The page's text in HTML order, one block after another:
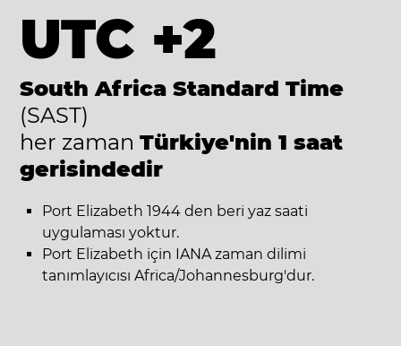
UTC +2
South Africa Standard Time
(SAST)
her zaman Türkiye'nin 1 saat
gerisindedir
Port Elizabeth 1944 den beri yaz saati
uygulaması yoktur.
Port Elizabeth için IANA zaman dilimi
tanımlayıcısı Africa/Johannesburg'dur.